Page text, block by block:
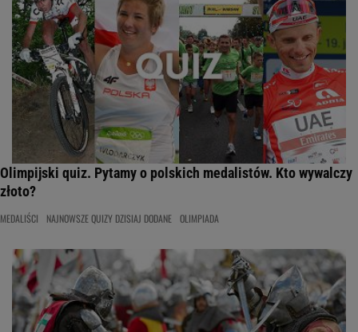
Olimpijski quiz. Pytamy o polskich medalistów. Kto wywalczy
złoto?
MEDALIŚCI NAJNOWSZE QUIZY DZISIAJ DODANE OLIMPIADA